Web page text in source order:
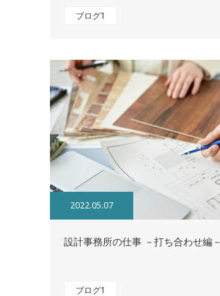
ブログ1
2022.05.07
設計事務所の仕事 －打ち合わせ編－
ブログ1